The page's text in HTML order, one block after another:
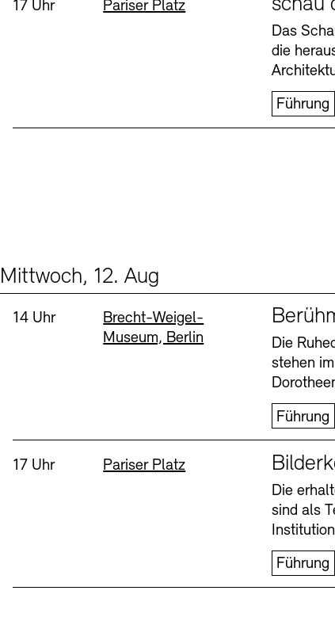
Vermittlungsprogramm
Uhrzeit:
17 Uhr Standort
Pariser Platz
Das
die
Führung
Mittwoch, 12. Aug
Uhrzeit:
14 Uhr Standort
Brecht-Weigel-
Museum, Berlin
Die
stehen
Führung
Uhrzeit:
17 Uhr Standort
Pariser Platz
Die
sind als
Führung